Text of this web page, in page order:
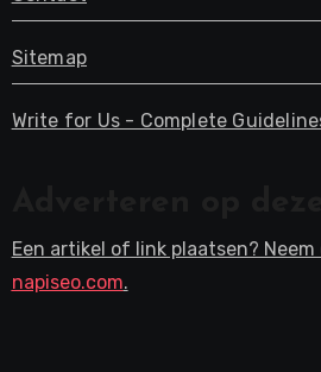
Sitemap
Write for Us - Complete
Een artikel of link plaatsen?
napiseo.com.